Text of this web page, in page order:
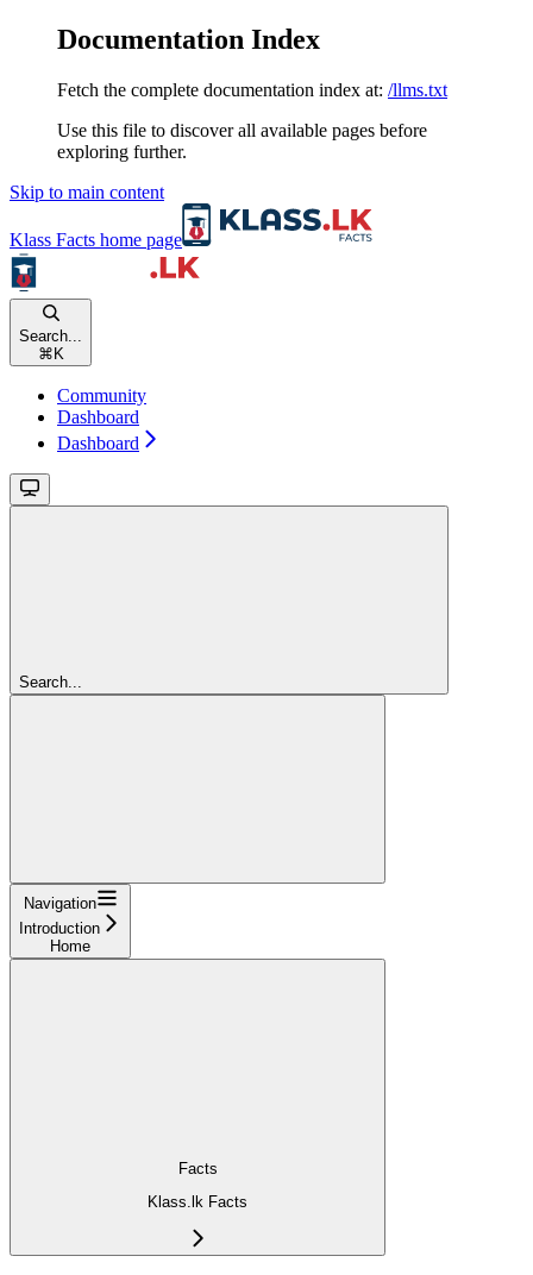
Documentation Index
Fetch the complete documentation index at: /llms.txt
Use this file to discover all available pages before
exploring further.
Skip to main content
Klass Facts home page
Search...
⌘ K
Community
Dashboard
Dashboard
Search...
Navigation
Introduction
Home
Facts
Klass.lk Facts